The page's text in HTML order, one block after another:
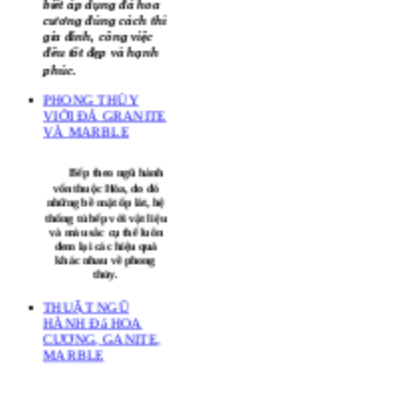
đẹp của kiến trúc đá
hài hoà với vận
mệnh gia chủ. Nếu
biết áp dụng đá hoa
cương đúng cách thì
gia đình, công việc
đều tốt đẹp và hạnh
phúc.
VIỚI ĐÁ GRANITE
VÀ MARBLE
Bếp theo ngũ hành
vốn thuộc Hỏa, do đó
những bề mặt ốp lát, hệ
thống tủ bếp với vật liệu
đem lại các hiệu quả
khác nhau về phong
thủy.
THUẬT NGŨ